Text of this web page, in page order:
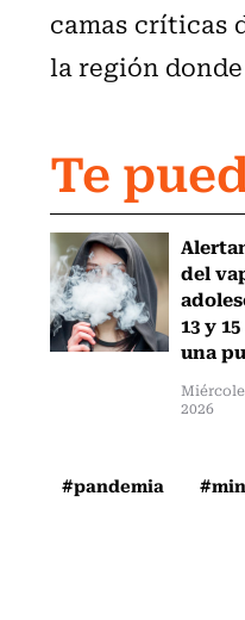
camas críticas
la región
Te
del
13 y
una
2026
#pandemia